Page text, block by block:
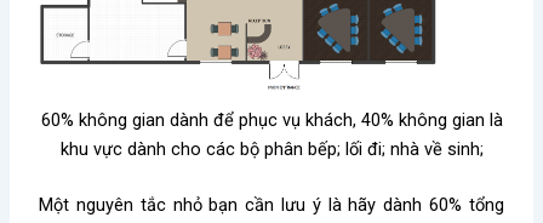
60% không gian dành để phục vụ khách, 40% không gian là
khu vực dành cho các bộ phân bếp; lối đi; nhà về sinh;
Một nguyên tắc nhỏ bạn cần lưu ý là hãy dành 60% tổng